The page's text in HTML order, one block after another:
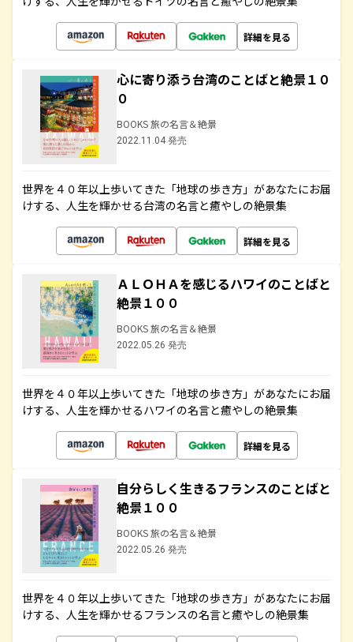
詳細を見る
心に寄り添う台湾のことばと絶景１０
０
BOOKS 旅の名言＆絶景
2022.11.04 発売
世界を４０年以上歩いてきた「地球の歩き方」があなたにお届
けする、人生を輝かせる台湾の名言と癒やしの絶景集
詳細を見る
ＡＬＯＨＡを感じるハワイのことばと
絶景１００
BOOKS 旅の名言＆絶景
2022.05.26 発売
世界を４０年以上歩いてきた「地球の歩き方」があなたにお届
けする、人生を輝かせるハワイの名言と癒やしの絶景集
詳細を見る
自分らしく生きるフランスのことばと
絶景１００
BOOKS 旅の名言＆絶景
2022.05.26 発売
世界を４０年以上歩いてきた「地球の歩き方」があなたにお届
けする、人生を輝かせるフランスの名言と癒やしの絶景集